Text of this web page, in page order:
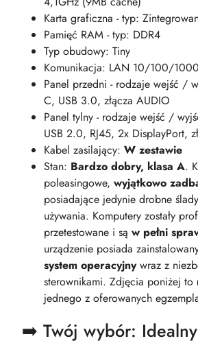
Karta graficzna - typ:
Pamięć RAM - typ: DDR4
Typ obudowy: Tiny
Komunikacja: LAN 10/100/
Panel przedni - rodzaje wejść /
C, USB 3.0, złącza AUDIO
Panel tylny - rodzaje wejść /
USB 2.0, RJ45, 2x DisplayPort,
Kabel zasilający: W zestawie
Stan: Bardzo dobry, klasa A.
poleasingowe, wyjątkowo
posiadające jedynie drobne
używania. Komputery zostały
przetestowane i są w pełni
urządzenie posiada
system operacyjnywraz z
sterownikami. Zdjęcia poniżej to
jednego z oferowanych
➡️ Twój wybór: Idealny